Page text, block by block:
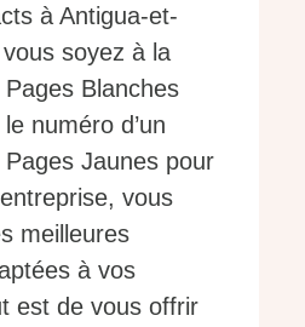
à Antigua-et-
soyez à la
Blanches
numéro d’un
Jaunes pour
vous
meilleures
à vos
est de vous offrir